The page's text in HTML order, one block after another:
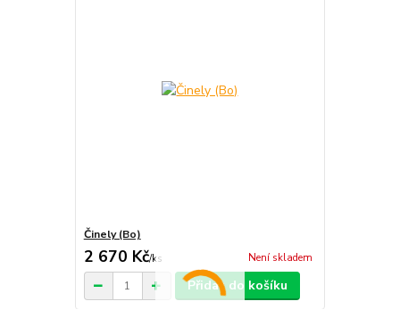
Činely (Bo)
2 670 Kč/ks Není skladem
Přidat do košíku